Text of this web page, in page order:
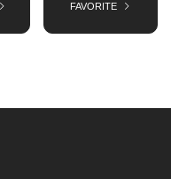
FAVORITE